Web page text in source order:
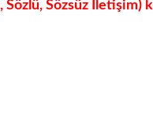
Sözlü, Sözsüz İletişim)